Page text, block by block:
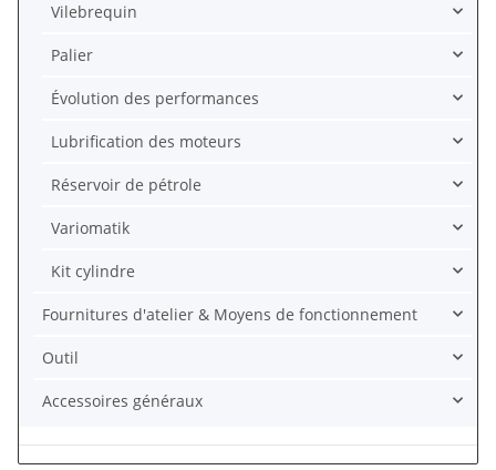
Vilebrequin
Palier
Évolution des performances
Lubrification des moteurs
Réservoir de pétrole
Variomatik
Kit cylindre
Fournitures d'atelier & Moyens de fonctionnement
Outil
Accessoires généraux